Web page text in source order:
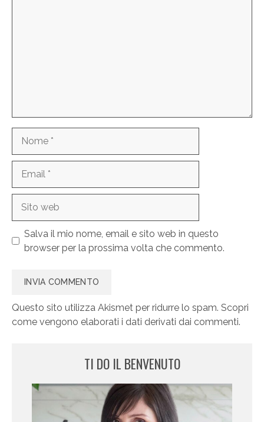
web
Salva il mio nome, email e sito web in questo
browser per la prossima volta che commento.
Questo sito utilizza Akismet per ridurre lo spam. Scopri
come vengono elaborati i dati derivati dai commenti.
TI DO IL BENVENUTO